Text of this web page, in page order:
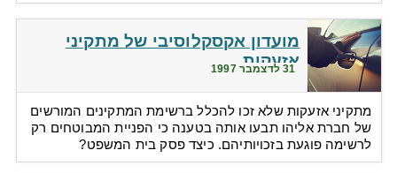
מועדון אקסקלוסיבי של מתקיני
אזעקות
31 לדצמבר 1997
מתקיני אזעקות שלא זכו להכלל ברשימת המתקינים המורשים
של חברת אליהו תבעו אותה בטענה כי הפניית המבוטחים רק
לרשימה פוגעת בזכויותיהם. כיצד פסק בית המשפט?